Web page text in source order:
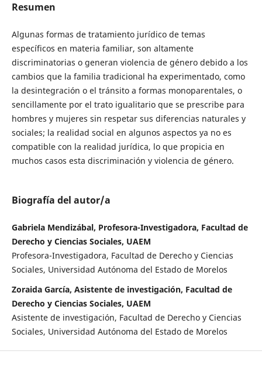
Resumen
Algunas formas de tratamiento jurídico de temas
específicos en materia familiar, son altamente
discriminatorias o generan violencia de género debido a los
cambios que la familia tradicional ha experimentado, como
la desintegración o el tránsito a formas monoparentales, o
sencillamente por el trato igualitario que se prescribe para
hombres y mujeres sin respetar sus diferencias naturales y
sociales; la realidad social en algunos aspectos ya no es
compatible con la realidad jurídica, lo que propicia en
muchos casos esta discriminación y violencia de género.
Biografía del autor/a
Gabriela Mendizábal, Profesora-Investigadora, Facultad de
Derecho y Ciencias Sociales, UAEM
Profesora-Investigadora, Facultad de Derecho y Ciencias
Sociales, Universidad Autónoma del Estado de Morelos
Zoraida García, Asistente de investigación, Facultad de
Derecho y Ciencias Sociales, UAEM
Asistente de investigación, Facultad de Derecho y Ciencias
Sociales, Universidad Autónoma del Estado de Morelos